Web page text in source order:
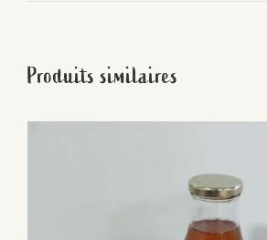
Produits similaires